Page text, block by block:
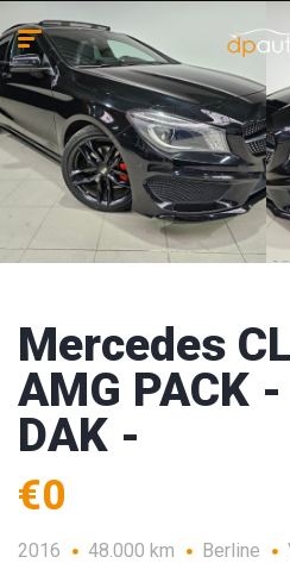
Mercedes
AMG PACK -
DAK -
€0
2016 48.000 km Berline